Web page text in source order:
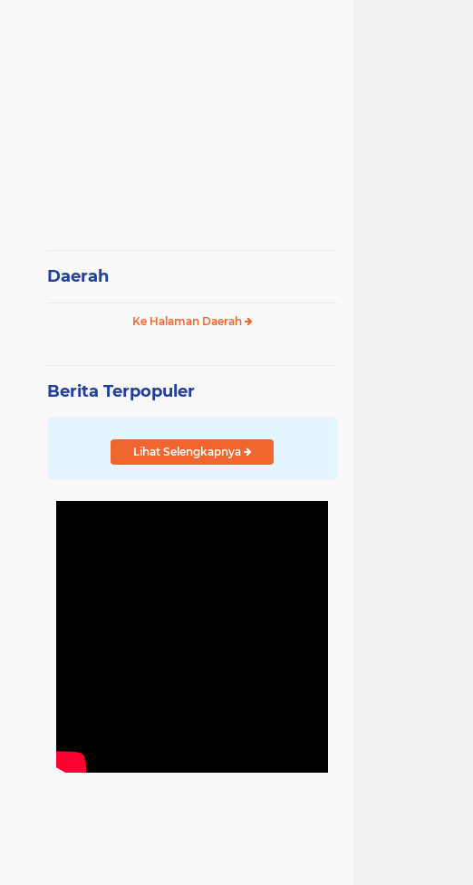
Daerah
Ke Halaman Daerah
Berita Terpopuler
Lihat Selengkapnya